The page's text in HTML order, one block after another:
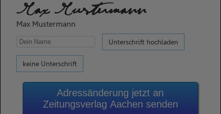
Max Mustermann
Max Mustermann
Unterschrift hochladen
keine Unterschrift
Adressänderung jetzt an
Zeitungsverlag Aachen senden